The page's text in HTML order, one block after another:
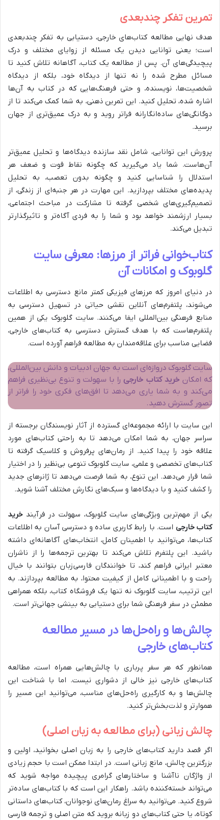
تمرین تفکر چندبعدی
هدف نهایی مطالعه کتاب‌های خارجی، دستیابی به تفکر چندبعدی
است؛ یعنی توانایی دیدن یک مسئله از زوایای مختلف و درک
پیچیدگی‌های آن. پس از مطالعه یک کتاب، آگاهانه تلاش کنید تا
مسائل مطرح شده را نه تنها از دیدگاه خود، بلکه از دیدگاه
شخصیت‌ها، نویسنده، و حتی فرهنگ‌هایی که در کتاب به آن‌ها
اشاره شده، تحلیل کنید. این تمرین ذهنی، به شما کمک می‌کند تا از
دوگانگی‌های ساده‌انگارانه فراتر روید و به درک عمیق‌تری از جهان
برسید.
پرورش این توانایی، شامل نقد سازنده دیدگاه‌ها و تحلیل عمیق‌تر
آن‌هاست. شما یاد می‌گیرید که چگونه نقاط قوت و ضعف هر
استدلال را شناسایی کنید و چگونه بدون تعصب، به تحلیل
پدیده‌های مختلف بپردازید. این مهارت در هر جنبه‌ای از زندگی، از
تصمیم‌گیری‌های شخصی گرفته تا مشارکت در مباحث اجتماعی،
بسیار ارزشمند خواهد بود و شما را به فردی آگاه‌تر و تاثیرگذارتر
تبدیل می‌کند.
کتاب‌خوانی فراتر از مرزها: معرفی سایت
گلوبوک و امکانات آن
در دنیای امروز که مرزهای فیزیکی کمتر مانع دسترسی به اطلاعات
می‌شوند، پلتفرم‌های آنلاین نقشی حیاتی در تسهیل دسترسی به
منابع فرهنگی بین‌المللی ایفا می‌کنند. سایت گلوبوک یکی از همین
پلتفرم‌هاست که با هدف گسترش دسترسی به کتاب‌های خارجی،
فضایی مناسب برای علاقه‌مندان به مطالعه فراهم آورده است.
سایت گلوبوک دروازه‌ای است به جهان ادبیات و دانش بین‌المللی،
که امکان خرید کتاب خارجی را با سهولت و تنوع بی‌نظیری فراهم
می‌کند و به شما یاری می‌دهد تا افق‌های فکری خود را فراتر از
تصور گسترش دهید.
این سایت با ارائه مجموعه‌ای گسترده از آثار نویسندگان برجسته از
سراسر جهان، به شما امکان می‌دهد تا به راحتی کتاب‌های مورد
علاقه خود را پیدا کنید. از رمان‌های پرفروش و کلاسیک گرفته تا
کتاب‌های تخصصی و علمی، سایت گلوبوک تنوعی بی‌نظیر را در اختیار
شما قرار می‌دهد. این تنوع، به شما فرصت می‌دهد تا ژانرهای جدید
را کشف کنید و با دیدگاه‌ها و سبک‌های نگارش مختلف آشنا شوید.
یکی از مهم‌ترین ویژگی‌های سایت گلوبوک، سهولت در فرآیند خرید
کتاب خارجی است. با رابط کاربری ساده و دسترسی آسان به اطلاعات
کتاب‌ها، می‌توانید با اطمینان کامل، انتخاب‌های آگاهانه‌ای داشته
باشید. این پلتفرم تلاش می‌کند تا بهترین ترجمه‌ها را از ناشران
معتبر ایرانی فراهم کند، تا خوانندگان فارسی‌زبان بتوانند با خیال
راحت و با اطمینانی کامل از کیفیت محتوا، به مطالعه بپردازند. به
این ترتیب، سایت گلوبوک نه تنها یک فروشگاه کتاب، بلکه همراهی
مطمئن در سفر فرهنگی شما برای دستیابی به بینشی جهانی‌تر است.
چالش‌ها و راه‌حل‌ها در مسیر مطالعه
کتاب‌های خارجی
همانطور که هر سفر پرباری با چالش‌هایی همراه است، مطالعه
کتاب‌های خارجی نیز خالی از دشواری نیست. اما با شناخت این
چالش‌ها و به کارگیری راه‌حل‌های مناسب، می‌توانید این مسیر را
هموارتر و لذت‌بخش‌تر کنید.
چالش زبانی (برای مطالعه به زبان اصلی)
اگر قصد دارید کتاب‌های خارجی را به زبان اصلی بخوانید، اولین و
بزرگترین چالش، مانع زبانی است. در ابتدا ممکن است با حجم زیادی
از واژگان ناآشنا و ساختارهای گرامری پیچیده مواجه شوید که
می‌تواند خسته‌کننده باشد. راهکار این است که با کتاب‌های ساده‌تر
شروع کنید. می‌توانید به سراغ رمان‌های نوجوانان، کتاب‌های داستانی
کوتاه، یا حتی کتاب‌های دو زبانه بروید که متن اصلی و ترجمه فارسی